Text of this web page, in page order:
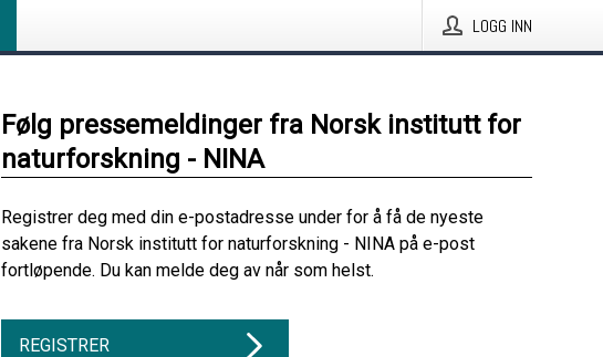
LOGG INN
Følg pressemeldinger fra Norsk institutt for
naturforskning - NINA
Registrer deg med din e-postadresse under for å få de nyeste
sakene fra Norsk institutt for naturforskning - NINA på e-post
fortløpende. Du kan melde deg av når som helst.
REGISTRER